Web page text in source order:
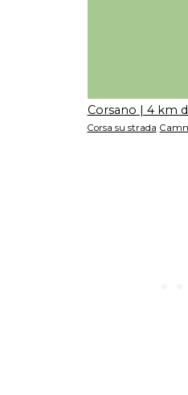
Corsano | 4 km
Corsa su strada